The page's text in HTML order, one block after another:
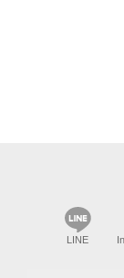
LINE